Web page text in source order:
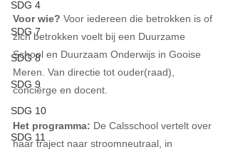
SDG 4
SDG 7
SDG 8
SDG 9
SDG 10
SDG 11
Voor wie? Voor iedereen die betrokken is of
zich betrokken voelt bij een Duurzame
School en Duurzaam Onderwijs in Gooise
Meren. Van directie tot ouder(raad),
conciërge en docent.
Het programma: De Calsschool vertelt over
haar traject naar stroomneutraal, in